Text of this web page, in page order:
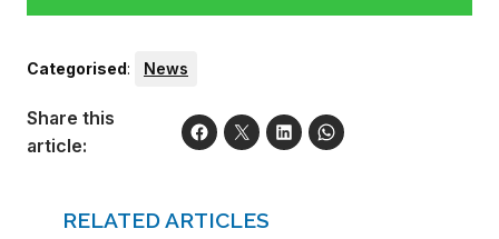
Categorised: News
Share this
article:
RELATED ARTICLES